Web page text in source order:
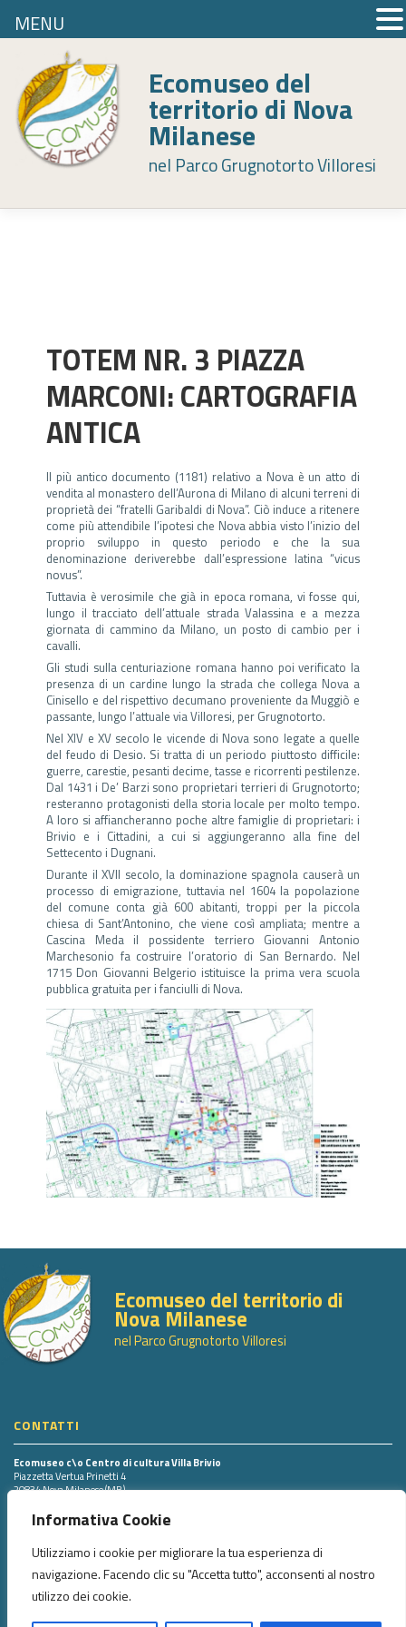
Informativa Cookie
Utilizziamo i cookie per migliorare la tua esperienza di
navigazione. Facendo clic su "Accetta tutto", acconsenti al nostro
utilizzo dei cookie.
content
Ecomuseo del
territorio di Nova
Milanese
nel Parco Grugnotorto Villoresi
TOTEM NR. 3 PIAZZA
MARCONI: CARTOGRAFIA
ANTICA
Il più antico documento (1181) relativo a Nova è un atto di
vendita al monastero dell’Aurona di Milano di alcuni terreni di
proprietà dei “fratelli Garibaldi di Nova”. Ciò induce a ritenere
come più attendibile l’ipotesi che Nova abbia visto l’inizio del
proprio sviluppo in questo periodo e che la sua
denominazione deriverebbe dall’espressione latina “vicus
novus”.
Tuttavia è verosimile che già in epoca romana, vi fosse qui,
lungo il tracciato dell’attuale strada Valassina e a mezza
giornata di cammino da Milano, un posto di cambio per i
cavalli.
Gli studi sulla centuriazione romana hanno poi verificato la
presenza di un cardine lungo la strada che collega Nova a
Cinisello e del rispettivo decumano proveniente da Muggiò e
passante, lungo l’attuale via Villoresi, per Grugnotorto.
Nel XIV e XV secolo le vicende di Nova sono legate a quelle
del feudo di Desio. Si tratta di un periodo piuttosto difficile:
guerre, carestie, pesanti decime, tasse e ricorrenti pestilenze.
Dal 1431 i De’ Barzi sono proprietari terrieri di Grugnotorto;
resteranno protagonisti della storia locale per molto tempo.
A loro si affiancheranno poche altre famiglie di proprietari: i
Brivio e i Cittadini, a cui si aggiungeranno alla fine del
Settecento i Dugnani.
Durante il XVII secolo, la dominazione spagnola causerà un
processo di emigrazione, tuttavia nel 1604 la popolazione
del comune conta già 600 abitanti, troppi per la piccola
chiesa di Sant’Antonino, che viene così ampliata; mentre a
Cascina Meda il possidente terriero Giovanni Antonio
Marchesonio fa costruire l’oratorio di San Bernardo. Nel
1715 Don Giovanni Belgerio istituisce la prima vera scuola
pubblica gratuita per i fanciulli di Nova.
Ecomuseo del territorio di
Nova Milanese
nel Parco Grugnotorto Villoresi
CONTATTI
Ecomuseo c\o Centro di cultura Villa Brivio
Piazzetta Vertua Prinetti 4
20834 Nova Milanese (MB)
SEGUICI SU
MENU